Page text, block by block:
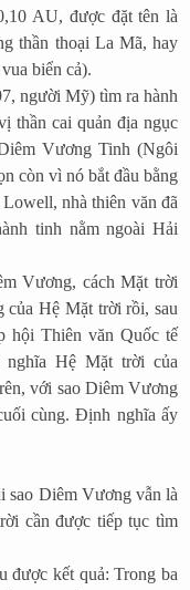
AU, được đặt tên là
thần thoại La Mã, hay
biển cả).
người Mỹ) tìm ra hành
thần cai quản địa ngục
Vương Tinh (Ngôi
còn vì nó bắt đầu bằng
nhà thiên văn đã
tinh nằm ngoài Hải
Vương, cách Mặt trời
của Hệ Mặt trời rồi, sau
hội Thiên văn Quốc tế
nghĩa Hệ Mặt trời của
với sao Diêm Vương
cùng. Định nghĩa ấy
sao Diêm Vương vẫn là
cần được tiếp tục tìm
được kết quả: Trong ba